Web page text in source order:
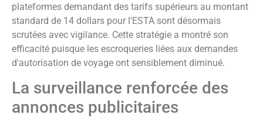
plateformes demandant des tarifs supérieurs au montant
standard de 14 dollars pour l'ESTA sont désormais
scrutées avec vigilance. Cette stratégie a montré son
efficacité puisque les escroqueries liées aux demandes
d'autorisation de voyage ont sensiblement diminué.
La surveillance renforcée des
annonces publicitaires